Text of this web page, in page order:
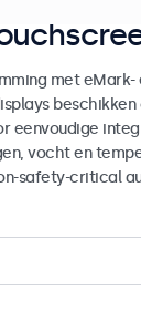
met eMark-
eenvoudige
vocht en
safety-critical